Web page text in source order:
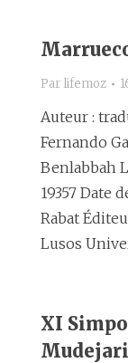
Par lifemoz
Auteur :
Fernando
Benlabbah
19357 Date
Rabat
Lusos
XI